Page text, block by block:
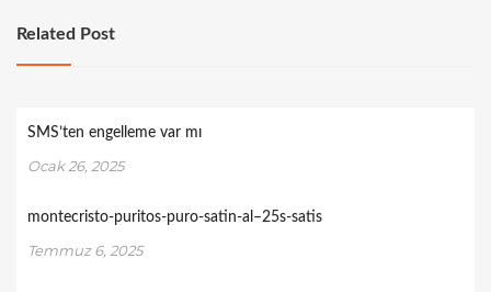
Related Post
SMS’ten engelleme var mı
Ocak 26, 2025
montecristo-puritos-puro-satin-al–25s-satis
Temmuz 6, 2025